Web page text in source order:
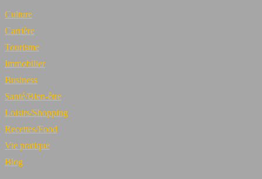
Culture
Carrière
Tourisme
Immobilier
Business
Santé/Bien-être
Loisirs/Shopping
Recettes/Food
Vie pratique
Blog